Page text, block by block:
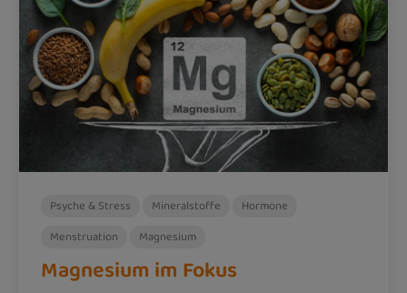
Psyche & Stress Mineralstoffe
Hormone
Menstruation
Magnesium
Magnesium im Fokus